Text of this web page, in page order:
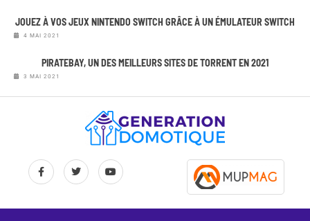
JOUEZ À VOS JEUX NINTENDO SWITCH GRÂCE À UN ÉMULATEUR SWITCH
4 MAI 2021
PIRATEBAY, UN DES MEILLEURS SITES DE TORRENT EN 2021
3 MAI 2021